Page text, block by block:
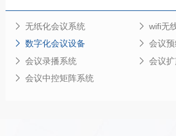
无纸化会议系统
wifi无
数字化会议设备
会议
会议录播系统
会议
会议中控矩阵系统